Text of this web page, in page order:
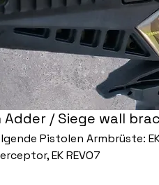
Adder / Siege wall
Pistolen Armbrüste:
EK REVO7